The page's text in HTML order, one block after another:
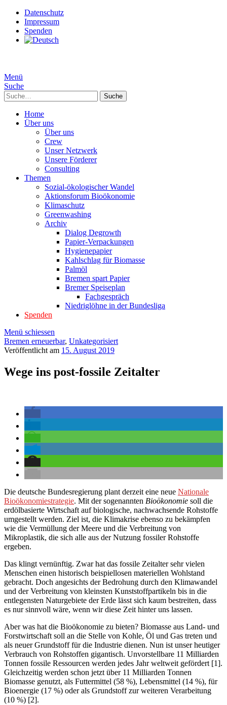
Datenschutz
Impressum
Spenden
Menü
Suche
Suche
Home
Über uns
Über uns
Crew
Unser Netzwerk
Unsere Förderer
Consulting
Themen
Sozial-ökologischer Wandel
Aktionsforum Bioökonomie
Klimaschutz
Greenwashing
Archiv
Dialog Degrowth
Papier-Verpackungen
Hygienepapier
Kahlschlag für Biomasse
Palmöl
Bremen spart Papier
Bremer Speiseplan
Fachgespräch
Niedriglöhne in der Bundesliga
Spenden
Menü schiessen
Bremen erneuerbar, Unkategorisiert
Veröffentlicht am 15. August 2019
Wege ins post-fossile Zeitalter
Die deutsche Bundesregierung plant derzeit eine neue Nationale
Bioökonomiestrategie. Mit der sogenannten Bioökonomie soll die
erdölbasierte Wirtschaft auf biologische, nachwachsende Rohstoffe
umgestellt werden. Ziel ist, die Klimakrise ebenso zu bekämpfen
wie die Vermüllung der Meere und die Verbreitung von
Mikroplastik, die sich alle aus der Nutzung fossiler Rohstoffe
ergeben.
Das klingt vernünftig. Zwar hat das fossile Zeitalter sehr vielen
Menschen einen historisch beispiellosen materiellen Wohlstand
gebracht. Doch angesichts der Bedrohung durch den Klimawandel
und der Verbreitung von kleinsten Kunststoffpartikeln bis in die
entlegensten Naturgebiete der Erde lässt sich kaum bestreiten, dass
es nur sinnvoll wäre, wenn wir diese Zeit hinter uns lassen.
Aber was hat die Bioökonomie zu bieten? Biomasse aus Land- und
Forstwirtschaft soll an die Stelle von Kohle, Öl und Gas treten und
als neuer Grundstoff für die Industrie dienen. Nun ist unser heutiger
Verbrauch von Rohstoffen gigantisch. Unvorstellbare 11 Milliarden
Tonnen fossile Ressourcen werden jedes Jahr weltweit gefördert [1].
Gleichzeitig werden schon jetzt über 11 Milliarden Tonnen
Biomasse genutzt, als Futtermittel (58 %), Lebensmittel (14 %), für
Bioenergie (17 %) oder als Grundstoff zur weiteren Verarbeitung
(10 %) [2].